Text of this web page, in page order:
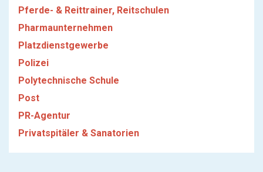
Pferde- & Reittrainer, Reitschulen
Pharmaunternehmen
Platzdienstgewerbe
Polizei
Polytechnische Schule
Post
PR-Agentur
Privatspitäler & Sanatorien